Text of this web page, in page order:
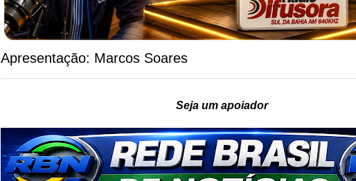
Apresentação: Marcos Soares
Seja um apoiador